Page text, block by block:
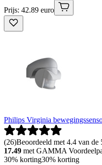
Prijs: 42.89 euro
Philips Virginia
(26)Beoordeeld met 4.4 van de
17.49 met GAMMA
30% korting30% korting